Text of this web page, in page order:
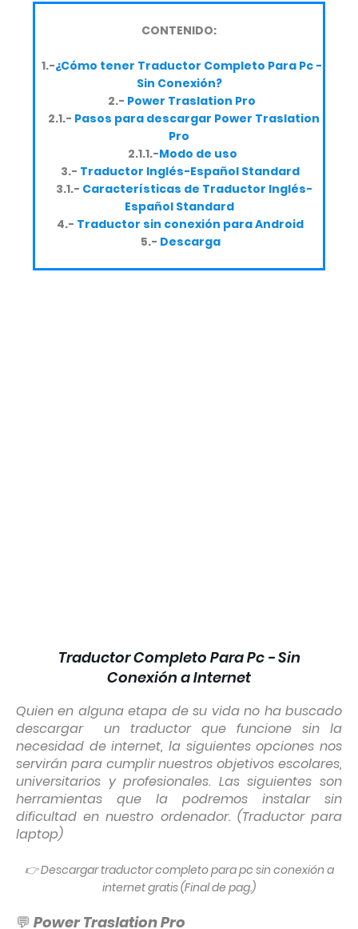
CONTENIDO:
1.-¿Cómo tener Traductor Completo Para Pc -
Sin Conexión?
2.- Power Traslation Pro
2.1.- Pasos para descargar Power Traslation
Pro
2.1.1.-Modo de uso
3.- Traductor Inglés-Español Standard
3.1.- Características de Traductor Inglés-
Español Standard
4.- Traductor sin conexión para Android
5.- Descarga
Traductor Completo Para Pc - Sin
Conexión a Internet
Quien en alguna etapa de su vida no ha buscado
descargar un traductor que funcione sin la
necesidad de internet, la siguientes opciones nos
servirán para cumplir nuestros objetivos escolares,
universitarios y profesionales. Las siguientes son
herramientas que la podremos instalar sin
dificultad en nuestro ordenador. (Traductor para
laptop)
👉 Descargar traductor completo para pc sin conexión a
internet gratis (Final de pag.)
💬 Power Traslation Pro